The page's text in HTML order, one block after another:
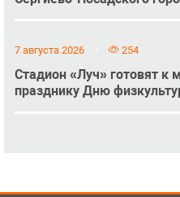
7 августа 2026 254
Стадион «Луч» готовят к
празднику Дню